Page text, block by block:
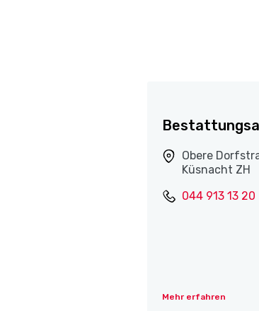
Obere
Küsnacht ZH
044 913 13 20
Mehr erfahren